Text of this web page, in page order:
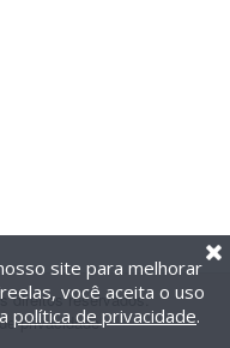
direitos reservados.
privacidade
site para melhorar
você aceita o uso
política de privacidade.